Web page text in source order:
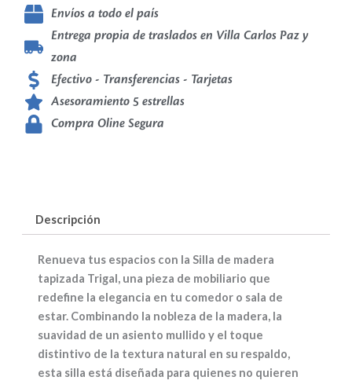
Envíos a todo el país
Entrega propia de traslados en Villa Carlos Paz y
zona
Efectivo - Transferencias - Tarjetas
Asesoramiento 5 estrellas
Compra Oline Segura
Descripción
Renueva tus espacios con la Silla de madera
tapizada Trigal, una pieza de mobiliario que
redefine la elegancia en tu comedor o sala de
estar. Combinando la nobleza de la madera, la
suavidad de un asiento mullido y el toque
distintivo de la textura natural en su respaldo,
esta silla está diseñada para quienes no quieren